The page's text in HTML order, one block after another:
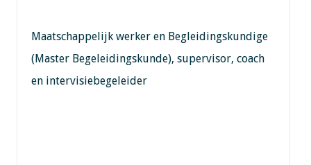
Maatschappelijk werker en Begleidingskundige
(Master Begeleidingskunde), supervisor, coach
en intervisiebegeleider